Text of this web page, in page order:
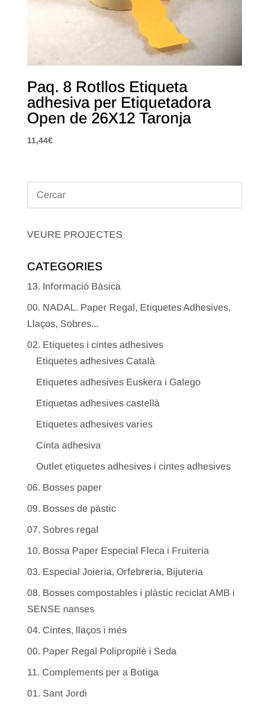
Paq. 8 Rotllos Etiqueta
adhesiva per Etiquetadora
Open de 26X12 Taronja
11,44€
VEURE PROJECTES
CATEGORIES
13. Informació Bàsica
00. NADAL. Paper Regal, Etiquetes Adhesives,
Llaços, Sobres...
02. Etiquetes i cintes adhesives
Etiquetes adhesives Català
Etiquetes adhesives Euskera i Galego
Etiquetas adhesives castellà
Etiquetes adhesives varies
Cinta adhesiva
Outlet etiquetes adhesives i cintes adhesives
06. Bosses paper
09. Bosses de pàstic
07. Sobres regal
10. Bossa Paper Especial Fleca i Fruiteria
03. Especial Joieria, Orfebreria, Bijuteria
08. Bosses compostables i plàstic reciclat AMB i
SENSE nanses
04. Cintes, llaços i més
00. Paper Regal Polipropilè i Seda
11. Complements per a Botiga
01. Sant Jordi